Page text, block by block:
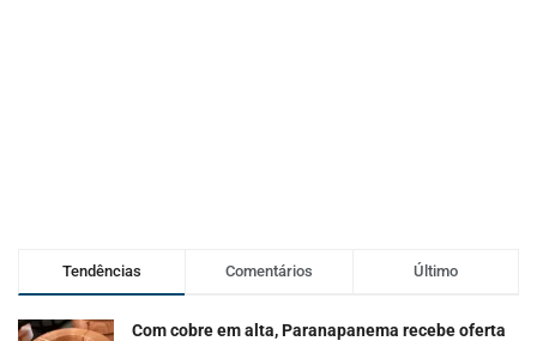
Tendências Comentários Último
Com cobre em alta, Paranapanema recebe oferta